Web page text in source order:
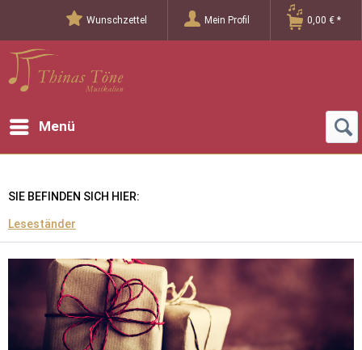
Wunschzettel Mein Profil 0,00 € *
Menü
SIE BEFINDEN SICH HIER:
Leseständer